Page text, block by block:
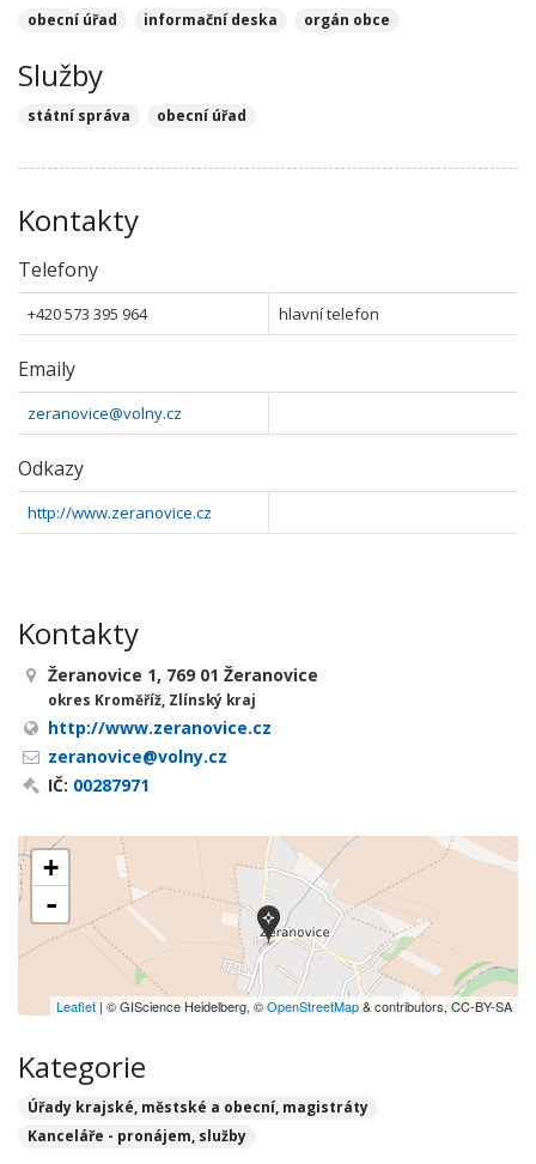
obecní úřad informační deska orgán obce
Služby
státní správa obecní úřad
Kontakty
Telefony
+420 573 395 964 hlavní telefon
Emaily
zeranovice@volny.cz
Odkazy
http://www.zeranovice.cz
Kontakty
Žeranovice 1, 769 01 Žeranovice
okres Kroměříž, Zlínský kraj
http://www.zeranovice.cz
zeranovice@volny.cz
IČ: 00287971
+
-
Leaflet | © GIScience Heidelberg, ©OpenStreetMap& contributors, CC-BY-SA
Kategorie
Úřady krajské, městské a obecní, magistráty
Kanceláře - pronájem, služby